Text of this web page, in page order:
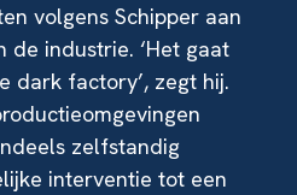
volgens Schipper aan
de industrie. ‘Het gaat
dark factory’, zegt hij.
zelfstandig
interventie tot een